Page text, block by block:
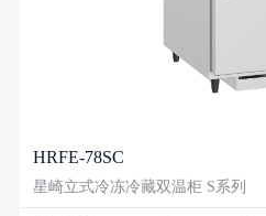
HRFE-78SC
星崎立式冷冻冷藏双温柜 S系列